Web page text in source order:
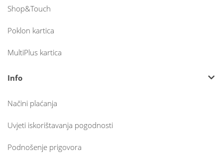
Shop&Touch
Poklon kartica
MultiPlus kartica
Info
Načini plaćanja
Uvjeti iskorištavanja pogodnosti
Podnošenje prigovora